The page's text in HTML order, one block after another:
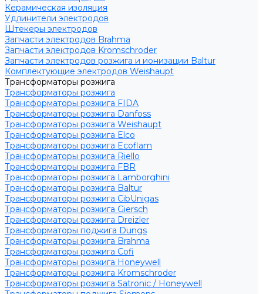
Керамическая изоляция
Удлинители электродов
Штекеры электродов
Запчасти электродов Brahma
Запчасти электродов Kromschroder
Запчасти электродов розжига и ионизации Baltur
Комплектующие электродов Weishaupt
Трансформаторы розжига
Трансформаторы розжига
Трансформаторы розжига FIDA
Трансформаторы розжига Danfoss
Трансформаторы розжига Weishaupt
Трансформаторы розжига Elco
Трансформаторы розжига Ecoflam
Трансформаторы розжига Riello
Трансформаторы розжига FBR
Трансформаторы розжига Lamborghini
Трансформаторы розжига Baltur
Трансформаторы розжига CibUnigas
Трансформаторы розжига Giersch
Трансформаторы розжига Dreizler
Трансформаторы поджига Dungs
Трансформаторы розжига Brahma
Трансформаторы розжига Cofi
Трансформаторы розжига Honeywell
Трансформаторы розжига Kromschroder
Трансформаторы розжига Satronic / Honeywell